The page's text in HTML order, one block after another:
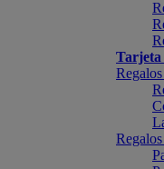
Tarjeta